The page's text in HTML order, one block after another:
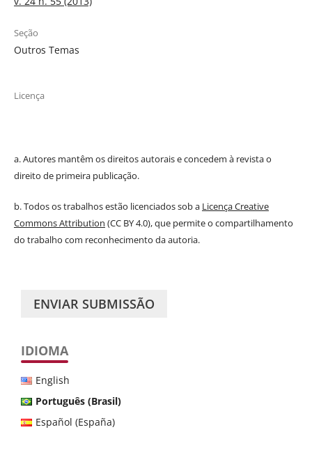
Seção
Outros Temas
Licença
a. Autores mantêm os direitos autorais e concedem à revista o
direito de primeira publicação.
b. Todos os trabalhos estão licenciados sob a Licença Creative
Commons Attribution (CC BY 4.0), que permite o compartilhamento
do trabalho com reconhecimento da autoria.
ENVIAR SUBMISSÃO
IDIOMA
English
Português (Brasil)
Español (España)